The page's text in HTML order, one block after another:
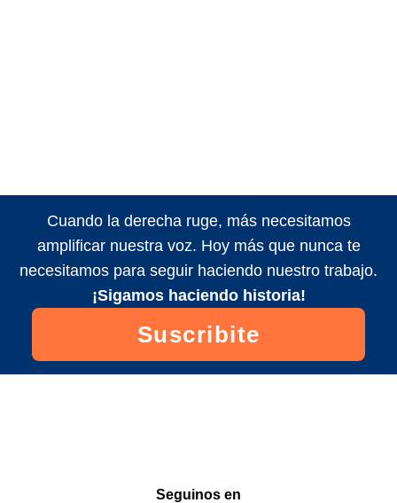
Cuando la derecha ruge, más necesitamos
amplificar nuestra voz. Hoy más que nunca te
necesitamos para seguir haciendo nuestro trabajo.
¡Sigamos haciendo historia!
Suscribite
Seguinos en